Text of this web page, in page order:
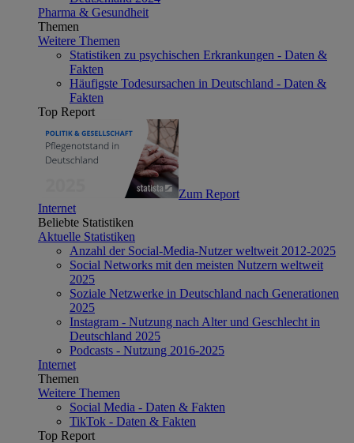
Pharma & Gesundheit
Themen
Weitere Themen
Statistiken zu psychischen Erkrankungen - Daten &
Fakten
Häufigste Todesursachen in Deutschland - Daten &
Fakten
Top Report
Zum Report
Internet
Beliebte Statistiken
Aktuelle Statistiken
Anzahl der Social-Media-Nutzer weltweit 2012-2025
Social Networks mit den meisten Nutzern weltweit
2025
Soziale Netzwerke in Deutschland nach Generationen
2025
Instagram - Nutzung nach Alter und Geschlecht in
Deutschland 2025
Podcasts - Nutzung 2016-2025
Internet
Themen
Weitere Themen
Social Media - Daten & Fakten
TikTok - Daten & Fakten
Top Report